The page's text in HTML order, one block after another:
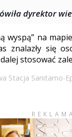
dyrektor
wyspą” na
znalazły się
stosować
Stacja Sanitarno-